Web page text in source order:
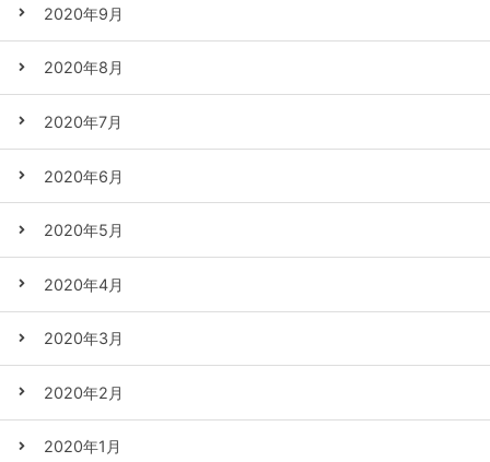
2020年9月
2020年8月
2020年7月
2020年6月
2020年5月
2020年4月
2020年3月
2020年2月
2020年1月